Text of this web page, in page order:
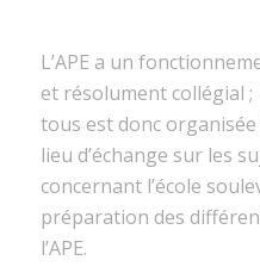
L’APE a un
et résolument collégial
tous est donc organisée
lieu d’échange sur les
concernant l’école
préparation des
l’APE.